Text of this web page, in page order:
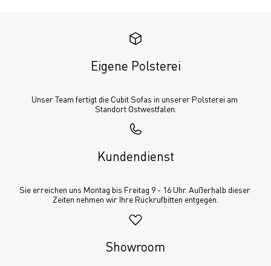
Eigene Polsterei
Unser Team fertigt die Cubit Sofas in unserer Polsterei am
Standort Ostwestfalen.
Kundendienst
Sie erreichen uns Montag bis Freitag 9 - 16 Uhr. Außerhalb dieser
Zeiten nehmen wir Ihre Rückrufbitten entgegen.
Showroom